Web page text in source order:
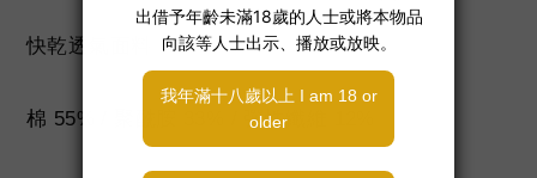
快乾透氣面料
棉 55% / 聚酰胺 33% / 彈性纖維 12%